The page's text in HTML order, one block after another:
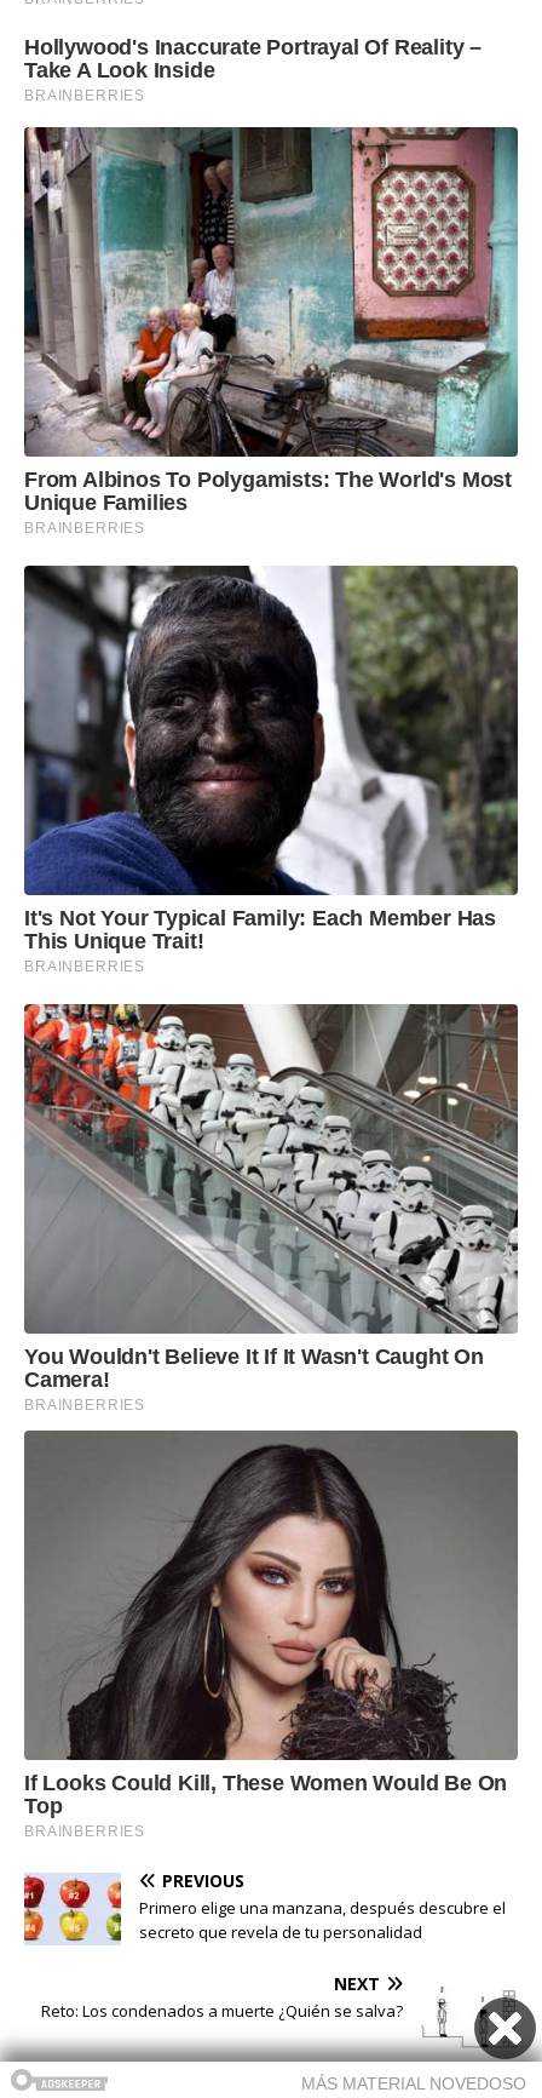
PREVIOUS
Primero elige una manzana, después descubre el
secreto que revela de tu personalidad
NEXT
Reto: Los condenados a muerte ¿Quién se salva?